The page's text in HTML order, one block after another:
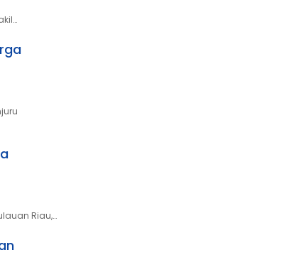
Riau,…